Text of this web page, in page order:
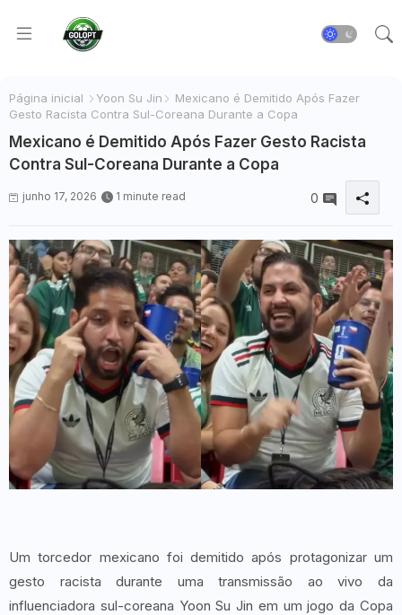
Página inicial Yoon Su Jin
Mexicano é Demitido Após Fazer
Gesto Racista Contra Sul-Coreana Durante a Copa
Mexicano é Demitido Após Fazer Gesto Racista
Contra Sul-Coreana Durante a Copa
junho 17, 2026 1 minute read 0
Um torcedor mexicano foi demitido após protagonizar um
gesto racista durante uma transmissão ao vivo da
influenciadora sul-coreana Yoon Su Jin em um jogo da Copa